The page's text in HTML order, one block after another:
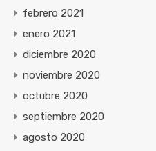
febrero 2021
enero 2021
diciembre 2020
noviembre 2020
octubre 2020
septiembre 2020
agosto 2020